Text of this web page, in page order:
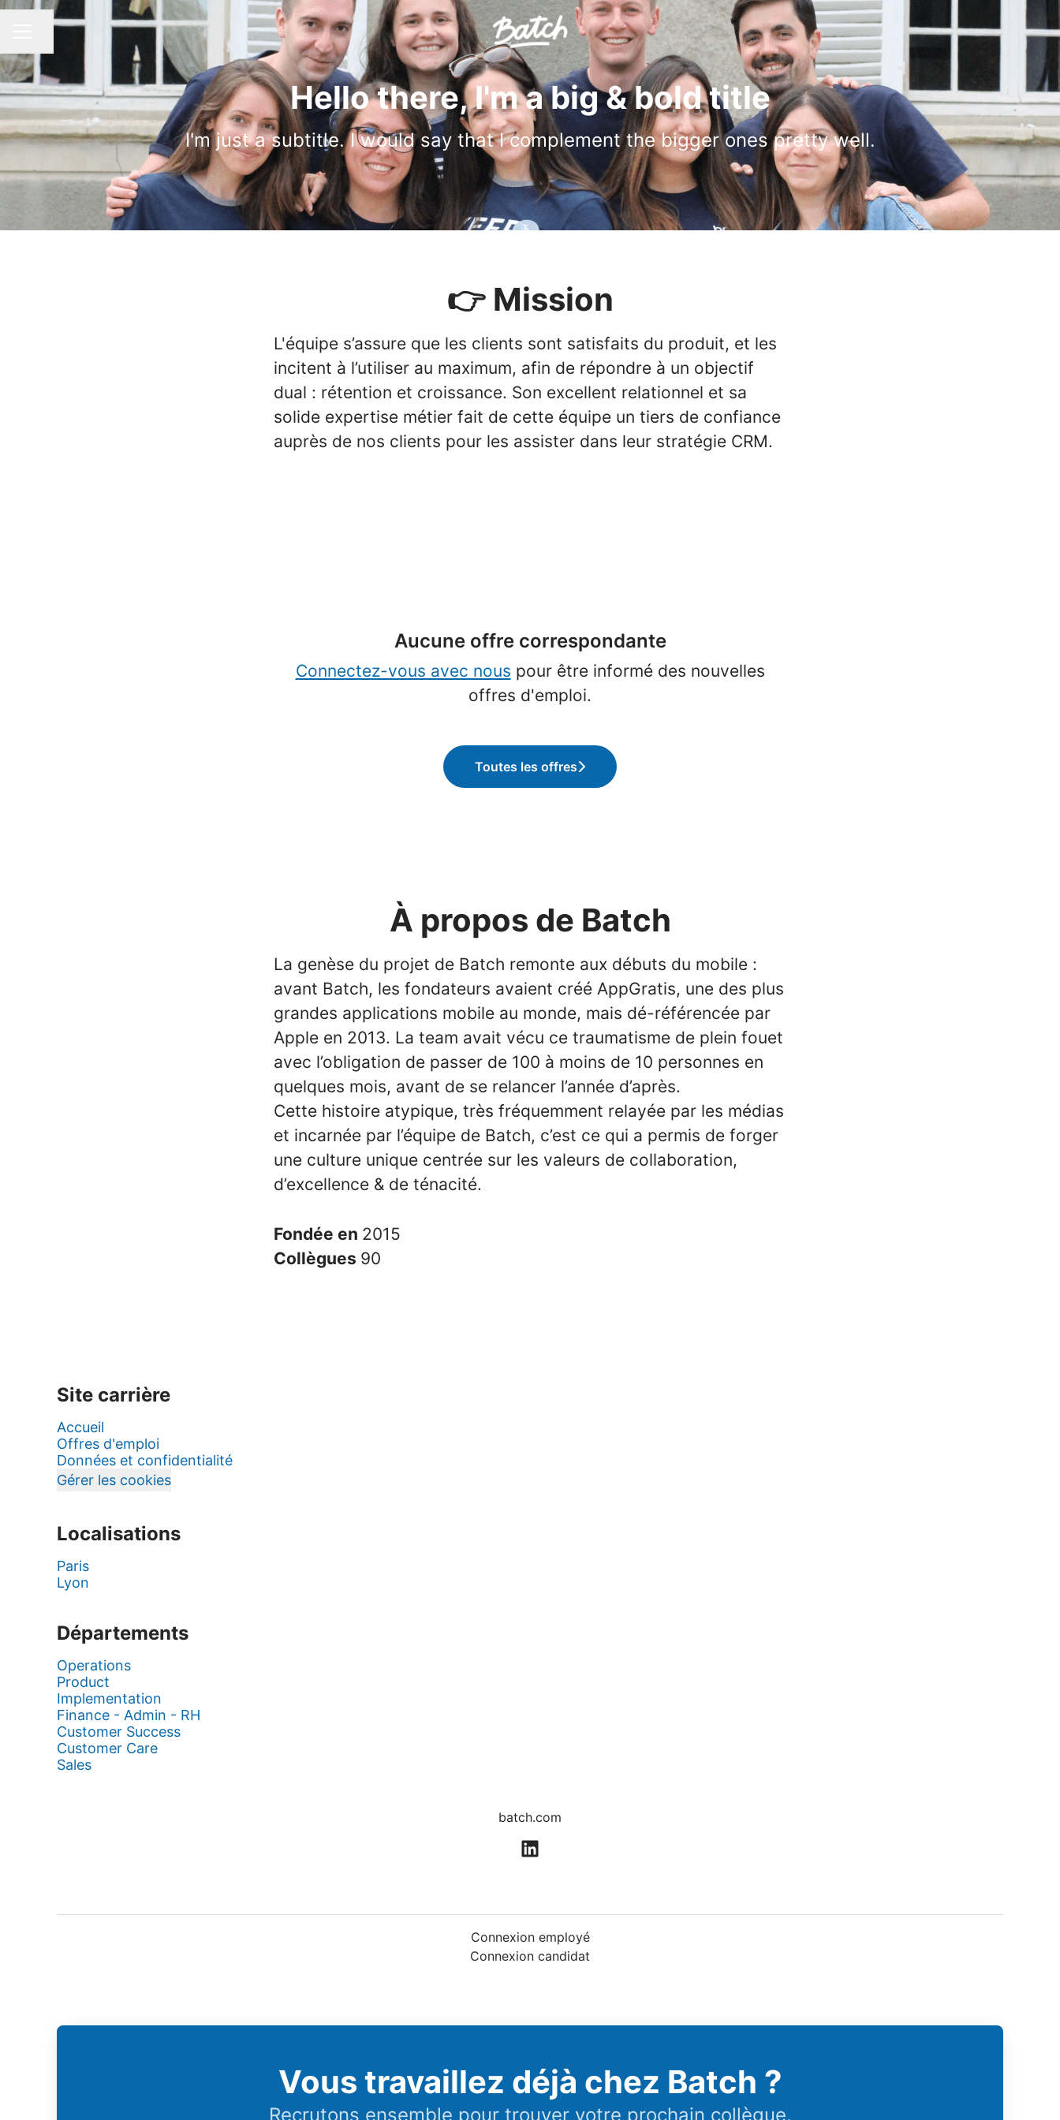
Partager la page
Hello there, I'm a big & bold title
I'm just a subtitle. I would say that I complement the bigger ones pretty well.
👉 Mission
L'équipe s’assure que les clients sont satisfaits du produit, et les
incitent à l’utiliser au maximum, afin de répondre à un objectif
dual : rétention et croissance. Son excellent relationnel et sa
solide expertise métier fait de cette équipe un tiers de confiance
auprès de nos clients pour les assister dans leur stratégie CRM.
Aucune offre correspondante
Connectez-vous avec nous pour être informé des nouvelles
offres d'emploi.
Toutes les offres
À propos de Batch
La genèse du projet de Batch remonte aux débuts du mobile :
avant Batch, les fondateurs avaient créé AppGratis, une des plus
grandes applications mobile au monde, mais dé-référencée par
Apple en 2013. La team avait vécu ce traumatisme de plein fouet
avec l’obligation de passer de 100 à moins de 10 personnes en
quelques mois, avant de se relancer l’année d’après.
Cette histoire atypique, très fréquemment relayée par les médias
et incarnée par l’équipe de Batch, c’est ce qui a permis de forger
une culture unique centrée sur les valeurs de collaboration,
d’excellence & de ténacité.
Fondée en 2015
Collègues 90
Site carrière
Accueil
Offres d'emploi
Données et confidentialité
Gérer les cookies
Localisations
Paris
Lyon
Départements
Operations
Product
Implementation
Finance - Admin - RH
Customer Success
Customer Care
Sales
batch.com
Connexion employé
Connexion candidat
Vous travaillez déjà chez Batch ?
Recrutons ensemble pour trouver votre prochain collègue.